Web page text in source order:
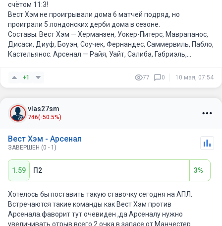
их давно никто не обыгрывал в основное время. И
болельщики сейчас реально тащат команду.
Понятно, что Арсенал будет больше владеть мячом и
создавать давление. Но Артета очень любит удерживать
минимальный счёт. А это всегда риск: один стандарт, один
более Вест Хэм умеет кусать именно большие команды, а
Боуэн очень любит играть против Арсенала.
Лиги чемпионов. Такие матчи иногда забирают больше сил,
чем кажется. Если Вест Хэм первым забьёт и трибуны
Поэтому здесь хочу проверить именно характер, давление и
мотивацию хозяев.
счётом 11:3!
Вест Хэм не проигрывали дома 6 матчей подряд, но
проиграли 5 лондонских дерби дома в сезоне.
Составы: Вест Хэм — Херманзен, Уокер-Питерс, Маврапанос,
Дисаси, Диуф, Боуэн, Соучек, Фернандес, Саммервиль, Пабло,
Кастельянос. Арсенал — Райя, Уайт, Салиба, Габриэль,
Арсенал без Меррино и Тимбера (травмы до середины мая).
Арсенал забивали в первые 10 минут в последних двух
— лидер по голам со стандартов. Оба мотивированы на эту
игру максимально.
+1 77 0 10 мая, 07:54
vlas27sm
746(-50.5%)
Вест Хэм - Арсенал
ЗАВЕРШЕН (0 - 1)
1.59 П2 3%
Хотелось бы поставить такую ставочку сегодня на АПЛ.
Встречаются такие команды как Вест Хэм против
Арсенала.фаворит тут очевиден ,да Арсеналу нужно
увеличивать отрыв всего 2 очка в запасе от Манчестер